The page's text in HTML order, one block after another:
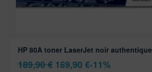
HP 80A toner LaserJet noir authentique
189,90€ 169,90 €-11%